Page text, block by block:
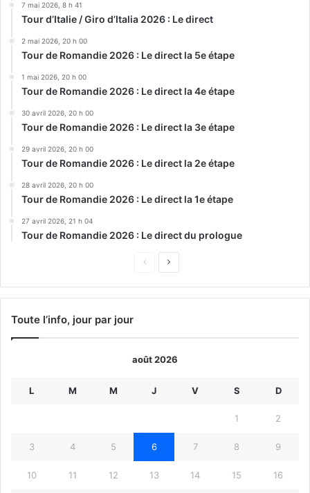
7 mai 2026, 8 h 41
Tour d’Italie / Giro d’Italia 2026 : Le direct
2 mai 2026, 20 h 00
Tour de Romandie 2026 : Le direct la 5e étape
1 mai 2026, 20 h 00
Tour de Romandie 2026 : Le direct la 4e étape
30 avril 2026, 20 h 00
Tour de Romandie 2026 : Le direct la 3e étape
29 avril 2026, 20 h 00
Tour de Romandie 2026 : Le direct la 2e étape
28 avril 2026, 20 h 00
Tour de Romandie 2026 : Le direct la 1e étape
27 avril 2026, 21 h 04
Tour de Romandie 2026 : Le direct du prologue
Page
Page
Toute l’info, jour par jour
août 2026
L M M J V S D
1 2
3 4 5 6 7 8 9
10 11 12 13 14 15 16